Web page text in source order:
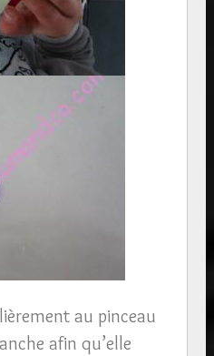
au pinceau
afin qu’elle